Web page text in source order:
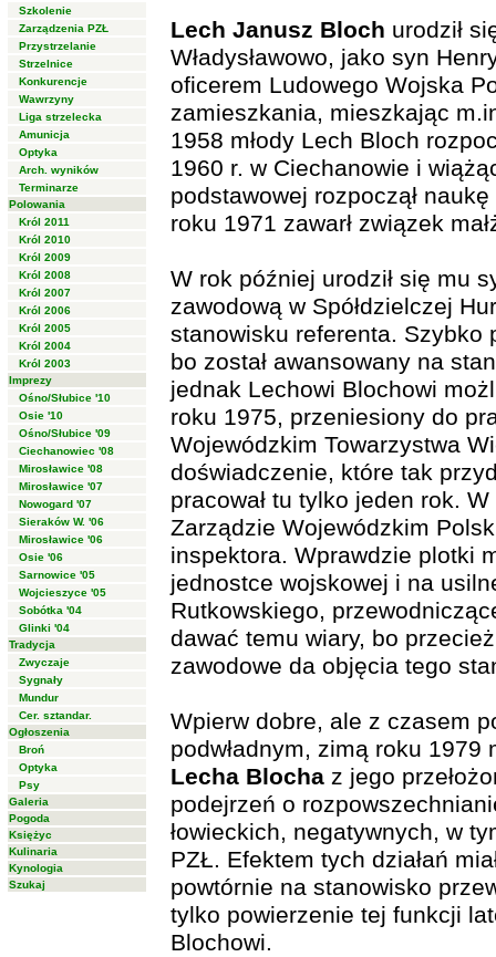
Szkolenie
Zarządzenia PZŁ
Przystrzelanie
Strzelnice
Konkurencje
Wawrzyny
Liga strzelecka
Amunicja
Optyka
Arch. wyników
Terminarze
Polowania
Król 2011
Król 2010
Król 2009
Król 2008
Król 2007
Król 2006
Król 2005
Król 2004
Król 2003
Imprezy
Ośno/Słubice '10
Osie '10
Ośno/Słubice '09
Ciechanowiec '08
Mirosławice '08
Mirosławice '07
Nowogard '07
Sieraków W. '06
Mirosławice '06
Osie '06
Sarnowice '05
Wojcieszyce '05
Sobótka '04
Glinki '04
Tradycja
Zwyczaje
Sygnały
Mundur
Cer. sztandar.
Ogłoszenia
Broń
Optyka
Psy
Galeria
Pogoda
Księżyc
Kulinaria
Kynologia
Szukaj
Lech Janusz Bloch urodził
Władysławowo, jako syn
oficerem Ludowego Wojska
zamieszkania, mieszkając
1958 młody Lech Bloch
1960 r. w Ciechanowie i
podstawowej rozpoczął
roku 1971 zawarł związek
W rok później urodził się mu
zawodową w Spółdzielczej
stanowisku referenta. Szybko
bo został awansowany na
jednak Lechowi Blochowi
roku 1975, przeniesiony do
Wojewódzkim Towarzystwa
doświadczenie, które tak
pracował tu tylko jeden rok.
Zarządzie Wojewódzkim
inspektora. Wprawdzie plotki
jednostce wojskowej i na
Rutkowskiego,
dawać temu wiary, bo
zawodowe da objęcia tego
Wpierw dobre, ale z czasem
podwładnym, zimą roku
Lecha Blocha z jego
podejrzeń o
łowieckich, negatywnych, w
PZŁ. Efektem tych działań
powtórnie na stanowisko
tylko powierzenie tej funkcji
Blochowi.